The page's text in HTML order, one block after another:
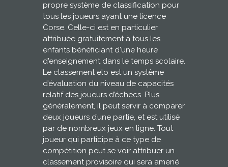
propre système de classification pour
tous les joueurs ayant une licence
Corse. Celle-ci est en particulier
attribuée gratuitement à tous les
enfants bénéficiant d'une heure
d'enseignement dans le temps scolaire.
Le classement elo est un système
d’évaluation du niveau de capacités
relatif des joueurs d’échecs. Plus
généralement, il peut servir à comparer
deux joueurs d’une partie, et est utilisé
par de nombreux jeux en ligne. Tout
joueur qui participe à ce type de
compétition peut se voir attribuer un
classement provisoire qui sera amené